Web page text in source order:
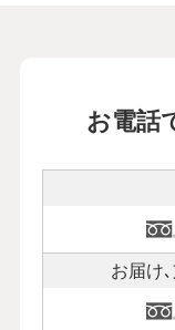
お電話
お届け